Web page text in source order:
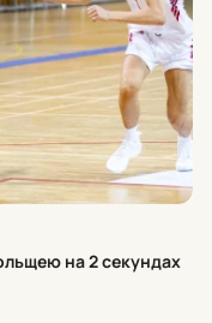
на 2 секундах